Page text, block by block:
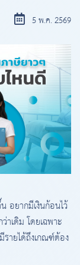
5 พ.ค. 2569
อยากมีเงินก้อนไว้
าเดิม โดยเฉพาะ
ายได้ถึงเกณฑ์ต้อง